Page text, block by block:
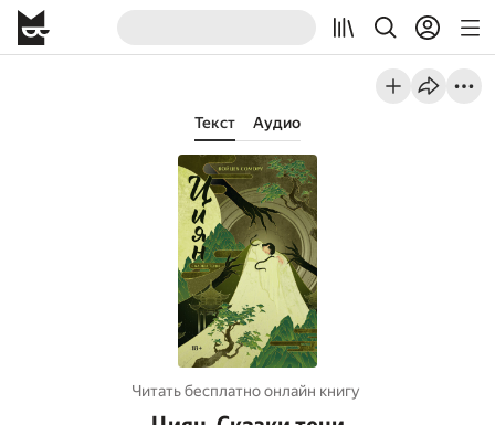
Текст Аудио
Читать бесплатно онлайн книгу